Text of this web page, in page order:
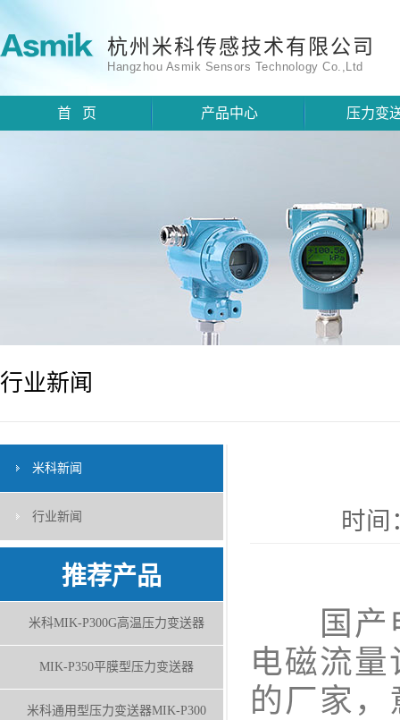
杭州米科传感技术有限公司
Hangzhou Asmik Sensors Technology Co.,Ltd
首 页 产品中心 压力变
行业新闻
米科新闻
行业新闻
推荐产品
米科MIK-P300G高温压力变送器
MIK-P350平膜型压力变送器
米科通用型压力变送器MIK-P300
时间
国产电
电磁流
的厂家